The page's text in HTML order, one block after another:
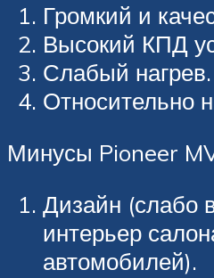
Громкий и
Высокий КПД
Слабый нагрев.
Относительно
Минусы Pioneer
Дизайн (слабо
интерьер
автомобилей).